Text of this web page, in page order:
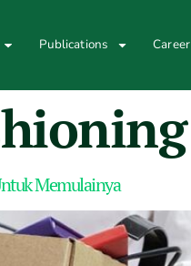
Publications Career
Memulainya